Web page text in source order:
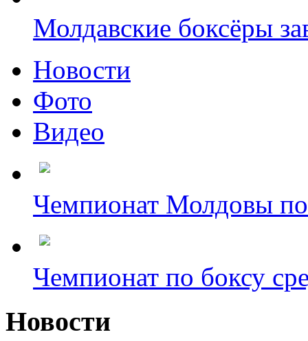
Молдавские боксёры
Новости
Фото
Видео
Чемпионат Молдовы
Чемпионат по боксу
Новости